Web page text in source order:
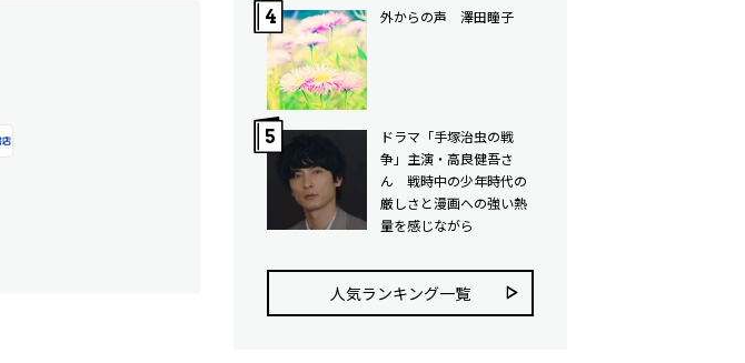
外からの声 澤田瞳子
ドラマ「手塚治虫の戦
争」主演・高良健吾さ
ん 戦時中の少年時代の
厳しさと漫画への強い熱
量を感じながら
人気ランキング⼀覧